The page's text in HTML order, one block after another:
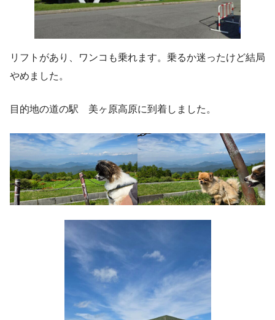
リフトがあり、ワンコも乗れます。乗るか迷ったけど結局
やめました。
目的地の道の駅 美ヶ原高原に到着しました。